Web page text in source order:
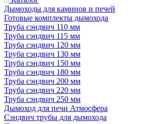
Дымоходы для каминов и печей
Готовые комплекты дымохода
Труба сэндвич 110 мм
Труба сэндвич 115 мм
Труба сэндвич 120 мм
Труба сэндвич 130 мм
Труба сэндвич 150 мм
Труба сэндвич 180 мм
Труба сэндвич 200 мм
Труба сэндвич 220 мм
Труба сэндвич 250 мм
Дымоход для печи Атмосфера
Сэндвич трубы для дымохода